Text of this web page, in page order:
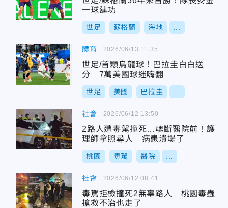
一球建功
世足 蘇格蘭 海地
體育
世足/首顆烏龍球！巴拉圭白白送
分 7萬美國球迷嗨翻
世足 美國 巴拉圭
2026/06/13 11:35
社會
2路人遭毒駕撞死…魂斷醫院前！護
理師拿照尋人 病患潰堤了
桃園 毒駕 醫院
2026/06/12 13:50
社會
毒駕拒檢撞死2無辜路人 桃園毒蟲
搶救不治也走了
2026/06/12 08:41